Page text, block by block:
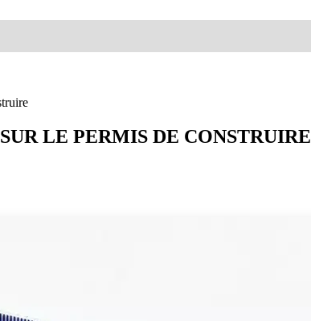
SUR LE PERMIS DE CONSTRUIRE